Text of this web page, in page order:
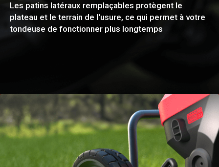
Les patins latéraux remplaçables protègent le
plateau et le terrain de l'usure, ce qui permet à votre
tondeuse de fonctionner plus longtemps